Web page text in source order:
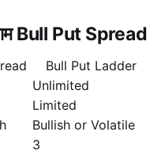
Bull Put Spread
Bull Put Ladder
Unlimited
Limited
Bullish or Volatile
3